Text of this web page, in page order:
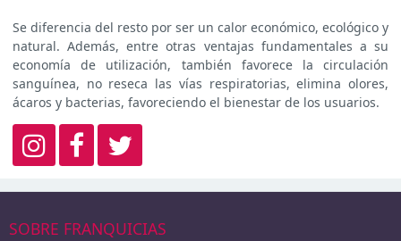
Se diferencia del resto por ser un calor económico, ecológico y
natural. Además, entre otras ventajas fundamentales a su
economía de utilización, también favorece la circulación
sanguínea, no reseca las vías respiratorias, elimina olores,
ácaros y bacterias, favoreciendo el bienestar de los usuarios.
SOBRE FRANQUICIAS